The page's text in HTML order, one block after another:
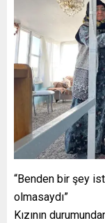
“Benden bir şey
olmasaydı”
Kızının